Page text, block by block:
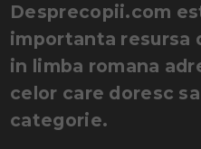
Desprecopii.com
importanta resursa
in limba romana
celor care doresc
categorie.